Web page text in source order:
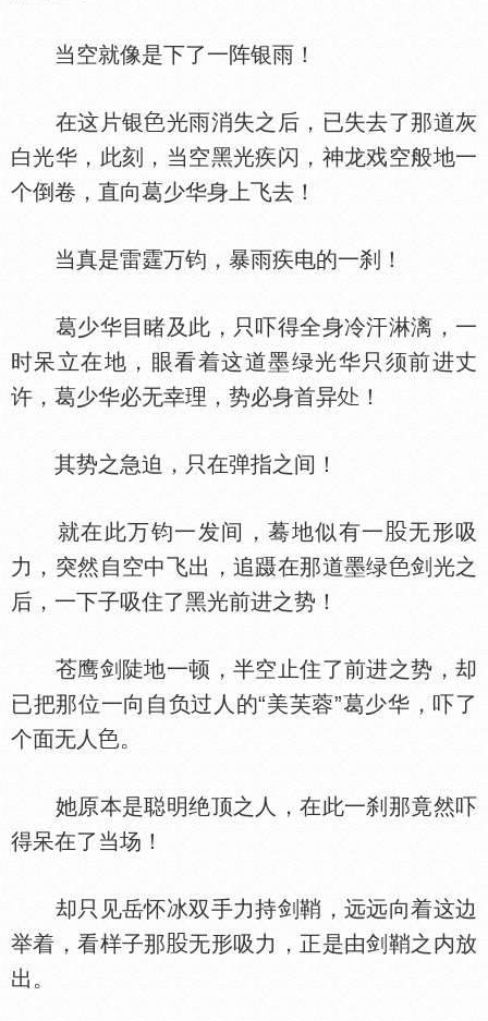
当空就像是下了一阵银雨！
在这片银
光雨消失之后，已失去了那道灰
白光华，此刻，当空黑光疾闪，神龙戏空般地一
个倒卷，直向葛少华身上飞去！
当真是雷霆万钧，暴雨疾电的一刹！
葛少华目睹及此，只吓得全身冷汗淋漓，一
时呆立在地，眼看着这道墨绿光华只须前进丈
许，葛少华必无幸理，势必身首异
！
其势之急迫，只在弹指之间！
就在此万钧一发间，蓦地似有一
无形吸
力，突然自空中飞出，追蹑在那道墨绿
剑光之
后，一下子吸住了黑光前进之势！
苍鹰剑陡地一顿，半空止住了前进之势，却
已把那位一向自负过人的“美芙蓉”葛少华，吓了
个面无人
。
她原本是聪明绝顶之人，在此一刹那竟然吓
得呆在了当场！
却只见岳怀冰双手力持剑鞘，远远向着这边
举着，看样子那
无形吸力，正是由剑鞘之内放
出。